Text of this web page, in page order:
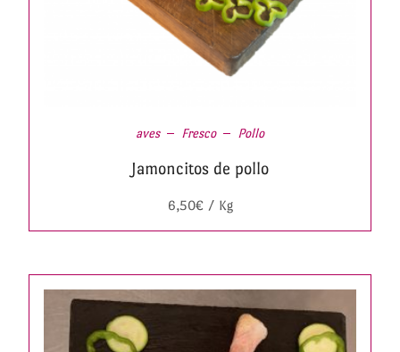
aves Fresco Pollo
Jamoncitos de pollo
6,50€/ Kg